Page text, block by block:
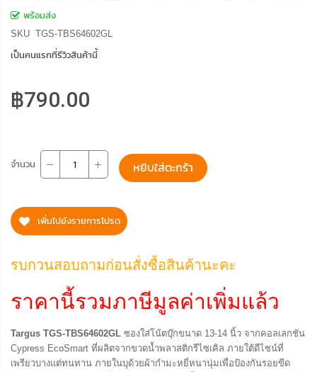
พร้อมส่ง
SKU TGS-TBS64602GL
เป็นคนแรกที่รีวิวสินค้านี้
฿790.00
จำนวน หยิบใส่ตะกร้า
เพิ่มไปยังรายการโปรด
รบกวนสอบถามก่อนสั่งซื้อสินค้านะคะ
ราคานี้รวมภาษีมูลค่าเพิ่มแล้ว
Targus TGS-TBS64602GL ซองใส่โน้ตบุ๊กขนาด 13-14 นิ้ว จากคอลเลกชัน
Cypress EcoSmart ที่ผลิตจากขวดน้ำพลาสติกรีไซเคิล ภายใต้ดีไซน์ที่
เพรียวบางแต่ทนทาน ภายในบุด้วยผ้ากำมะหยี่หนานุ่มเพื่อป้องกันรอยขีด